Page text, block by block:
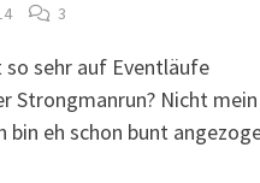
3
so sehr auf Eventläufe
Strongmanrun? Nicht mein
bin eh schon bunt